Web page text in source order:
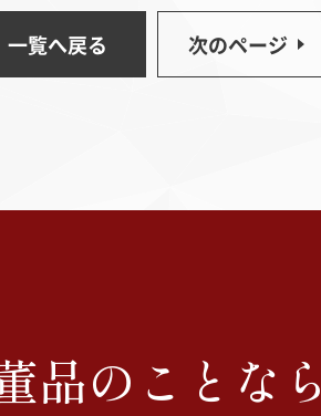
一覧へ戻る 次のページ
品のことなら